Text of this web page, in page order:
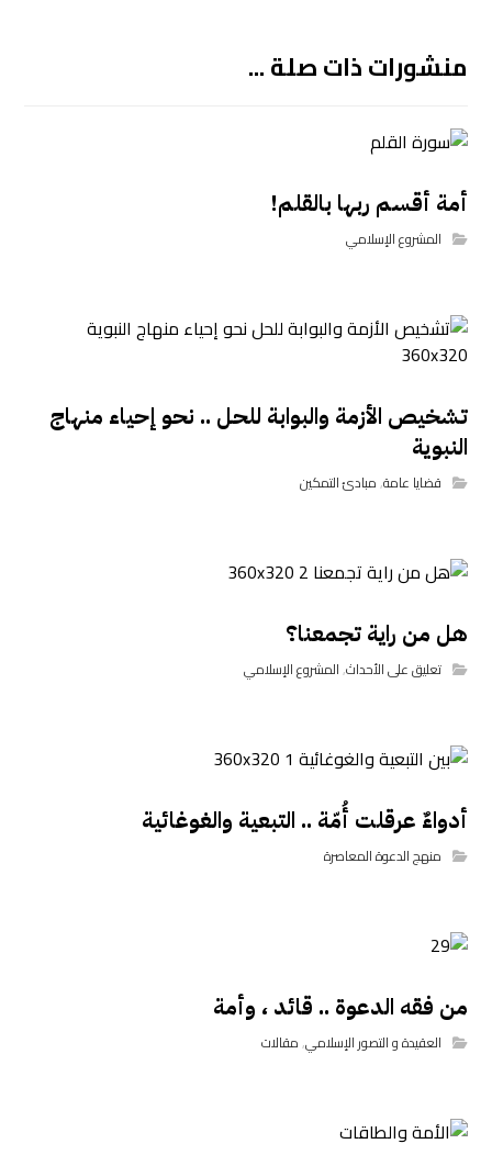
منشورات ذات صلة ...
أمة أقسم ربها بالقلم!
المشروع الإسلامي
تشخيص الأزمة والبوابة للحل .. نحو إحياء منهاج
النبوية
قضايا عامة,مبادئ التمكين
هل من راية تجمعنا؟
تعليق على الأحداث,المشروع الإسلامي
أدواءٌ عرقلت أُمّة .. التبعية والغوغائية
منهج الدعوة المعاصرة
من فقه الدعوة .. قائد ، وأمة
العقيدة و التصور الإسلامي,مقالات